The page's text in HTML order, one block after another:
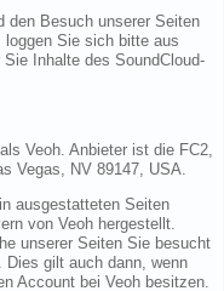
den Besuch unserer Seiten
loggen Sie sich bitte aus
Sie Inhalte des SoundCloud-
Veoh. Anbieter ist die FC2,
Vegas, NV 89147, USA.
ausgestatteten Seiten
von Veoh hergestellt.
unserer Seiten Sie besucht
Dies gilt auch dann, wenn
Account bei Veoh besitzen.